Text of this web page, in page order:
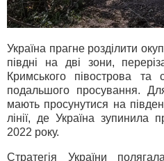
Україна прагне розділити
півдні на дві зони,
Кримського півострова
подальшого просування.
мають просунутися на
лінії, де Україна зупинила
2022 року.
Стратегія України